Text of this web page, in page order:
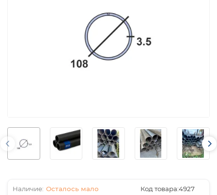
Осталось мало Код товара:4927